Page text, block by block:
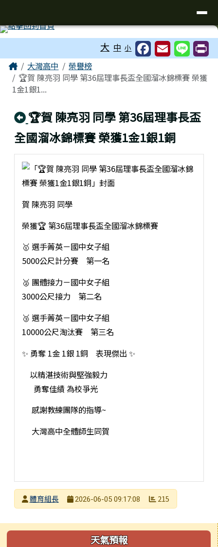
大 中 小
主內容區域
Home大灣高中
榮譽榜
🏆賀 陳亮羽 同學 第36屆理事長盃全國溜冰錦標賽 榮獲
1金1銀1...
回上頁
🏆賀 陳亮羽 同學 第36屆理事長盃
全國溜冰錦標賽 榮獲1金1銀1銅
賀 陳亮羽 同學
榮獲🏆 第36屆理事長盃全國溜冰錦標賽
🥇 選手菁英－國中女子組
5000公尺計分賽 第一名
🥈 團體接力－國中女子組
3000公尺接力 第二名
🥉 選手菁英－國中女子組
10000公尺淘汰賽 第三名
✨ 勇奪 1金 1銀 1銅 表現傑出 ✨
以精湛技術與堅強毅力
勇奪佳績 為校爭光
感謝教練團隊的指導~
大灣高中全體師生同賀
發布者
體育組長
2026-06-05 09:17:08 215
左邊區域內容 天氣預報
頁尾區域